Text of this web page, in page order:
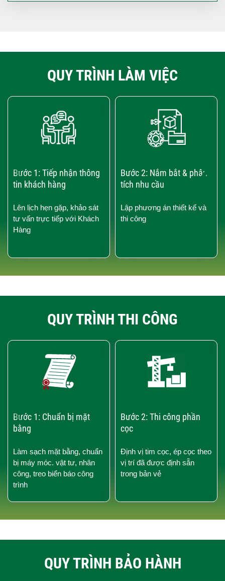
QUY TRÌNH LÀM VIỆC
Bước 1: Tiếp nhận thông
tin khách hàng
Lên lịch hẹn gặp, khảo sát
tư vấn trực tiếp với Khách
Hàng
Bước 2: Nắm bắt & phân
tích nhu cầu
Lập phương án thiết kế và
thi công
›
‹
QUY TRÌNH THI CÔNG
Bước 1: Chuẩn bị mặt
bằng
Làm sạch mặt bằng, chuẩn
bị máy móc. vật tư, nhân
công, treo biển báo công
trình
Bước 2: Thi công phần
cọc
Định vị tim cọc, ép cọc theo
vị trí đã được định sẵn
trong bản vẻ
›
‹
QUY TRÌNH BẢO HÀNH